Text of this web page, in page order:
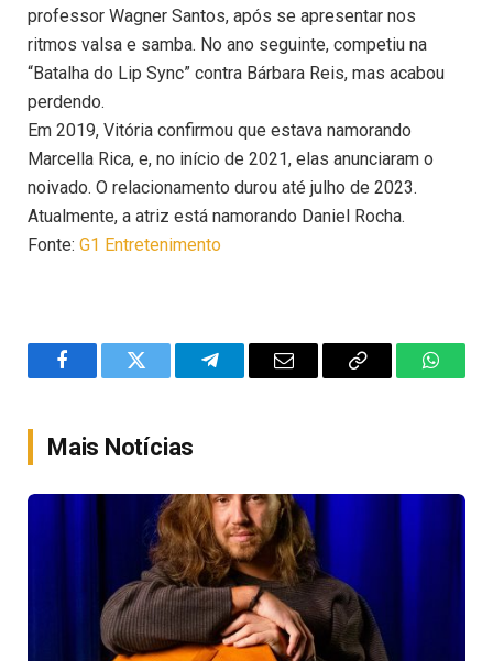
professor Wagner Santos, após se apresentar nos
ritmos valsa e samba. No ano seguinte, competiu na
“Batalha do Lip Sync” contra Bárbara Reis, mas acabou
perdendo.
Em 2019, Vitória confirmou que estava namorando
Marcella Rica, e, no início de 2021, elas anunciaram o
noivado. O relacionamento durou até julho de 2023.
Atualmente, a atriz está namorando Daniel Rocha.
Fonte: G1 Entretenimento
FacebookTwitter TelegramEmail
Copy
Mais Notícias